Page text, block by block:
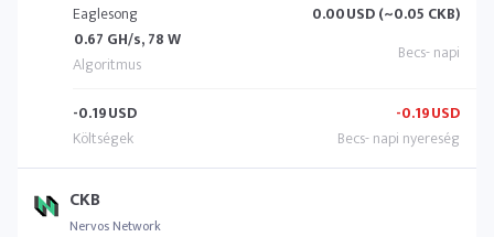
Eaglesong
0.67 GH/s, 78 W
0.00USD (~0.05 CKB)
-0.19USD -0.19USD
CKB
Nervos Network